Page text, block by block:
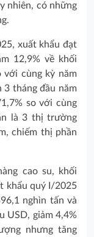
nhiên, có những
xuất khẩu đạt
12,9% về khối
với cùng kỳ năm
3 tháng đầu năm
so với cùng
là 3 thị trường
chiếm thị phần
cao su, khối
khẩu quý I/2025
nghìn tấn và
USD, giảm 4,4%
nhưng tăng